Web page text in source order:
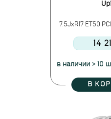
7.5JxR17 ET50
14
в наличии > 10
В